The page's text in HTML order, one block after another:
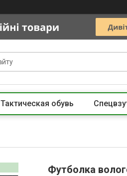
Тактическая обувь
Футболка